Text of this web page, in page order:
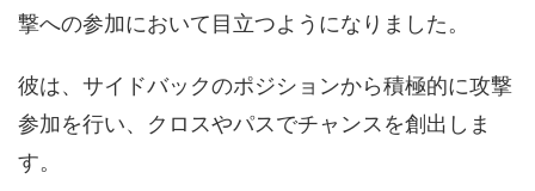
撃への参加において目立つようになりました。
彼は、サイドバックのポジションから積極的に攻撃
参加を行い、クロスやパスでチャンスを創出しま
す。